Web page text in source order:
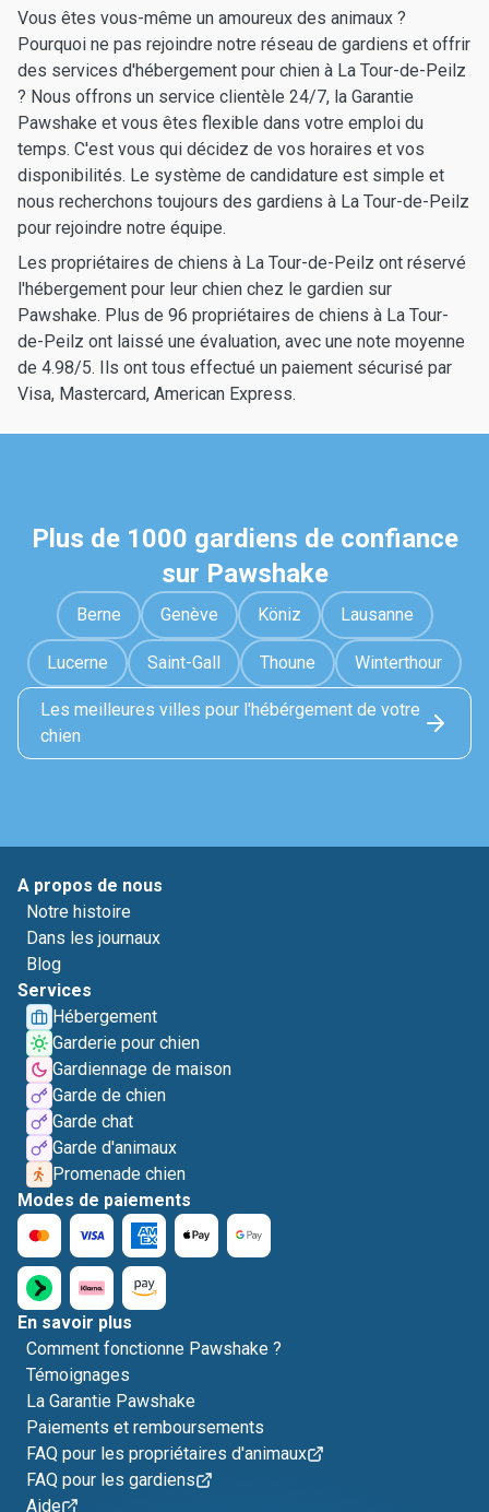
Vous êtes vous-même un amoureux des animaux ?
Pourquoi ne pas rejoindre notre réseau de gardiens et offrir
des services d'hébergement pour chien à La Tour-de-Peilz
? Nous offrons un service clientèle 24/7, la Garantie
Pawshake et vous êtes flexible dans votre emploi du
temps. C'est vous qui décidez de vos horaires et vos
disponibilités. Le système de candidature est simple et
nous recherchons toujours des gardiens à La Tour-de-Peilz
pour rejoindre notre équipe.
Les propriétaires de chiens à La Tour-de-Peilz ont réservé
l'hébergement pour leur chien chez le gardien sur
Pawshake. Plus de 96 propriétaires de chiens à La Tour-
de-Peilz ont laissé une évaluation, avec une note moyenne
de 4.98/5. Ils ont tous effectué un paiement sécurisé par
Visa, Mastercard, American Express.
Plus de 1000 gardiens de confiance
sur Pawshake
Berne Genève Köniz Lausanne
Lucerne Saint-Gall Thoune Winterthour
Les meilleures villes pour l'hébérgement de votre
chien
A propos de nous
Notre histoire
Dans les journaux
Blog
Services
Hébergement
Garderie pour chien
Gardiennage de maison
Garde de chien
Garde chat
Garde d'animaux
Promenade chien
Modes de paiements
En savoir plus
Comment fonctionne Pawshake ?
Témoignages
La Garantie Pawshake
Paiements et remboursements
FAQ pour les propriétaires d'animaux
FAQ pour les gardiens
Aide